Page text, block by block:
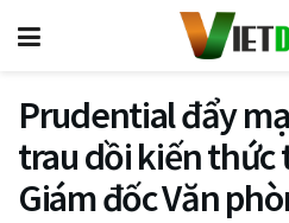
Prudential đẩy
trau dồi kiến thức
Giám đốc Văn